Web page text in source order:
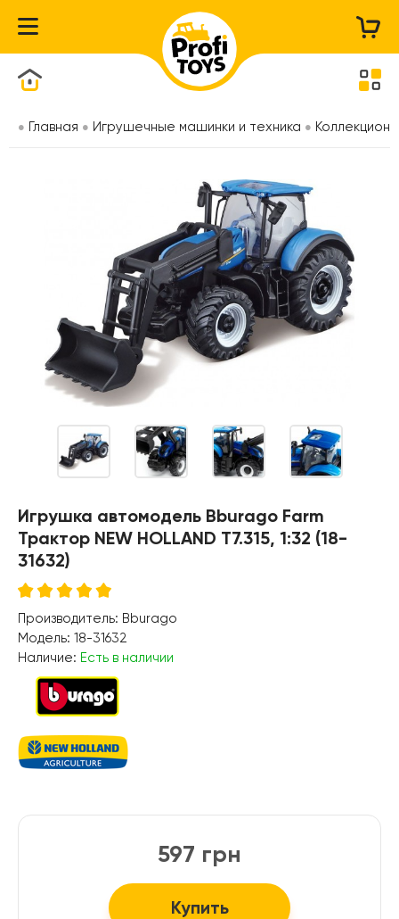
Главная Игрушечные машинки и техника
Игрушка автомодель Bburago Farm
Трактор NEW HOLLAND T7.315, 1:32 (18-
31632)
Производитель: Bburago
Модель: 18-31632
Наличие: Есть в наличии
597 грн
Купить
Каталог товаров